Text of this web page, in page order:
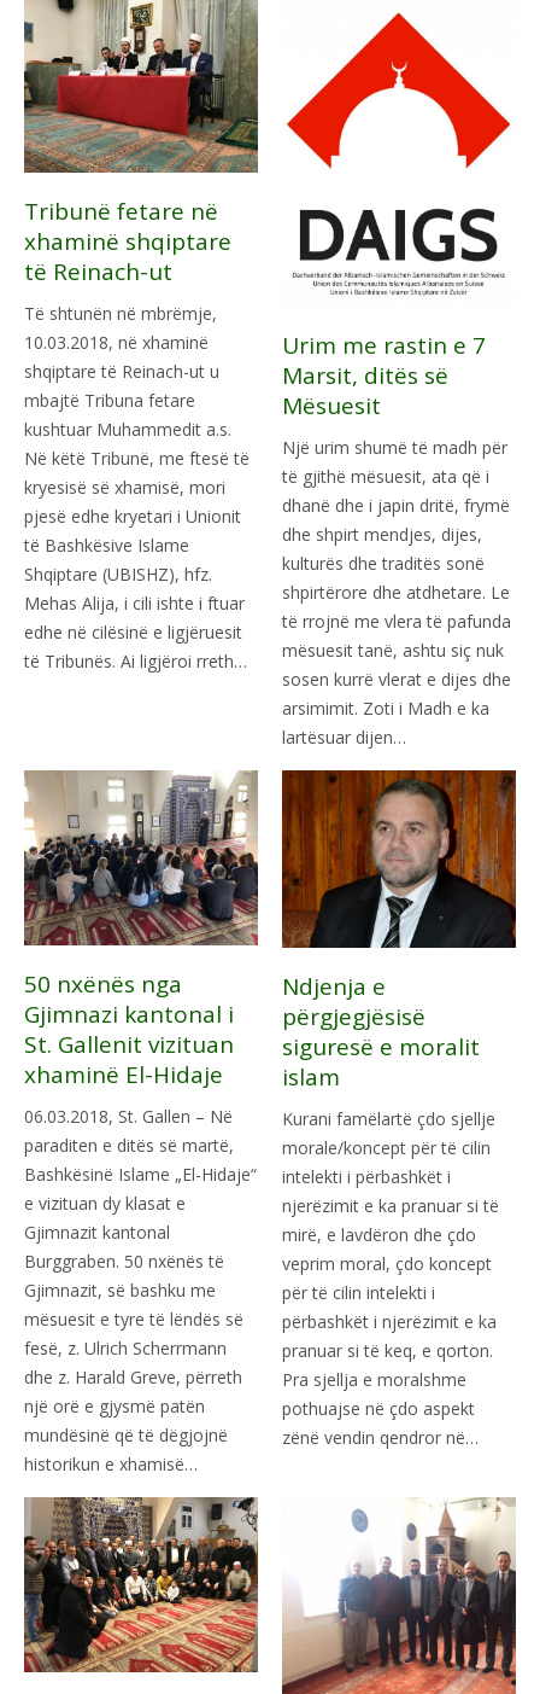
Tribunë fetare në
xhaminë shqiptare
të Reinach-ut
Të shtunën në mbrëmje,
10.03.2018, në xhaminë
shqiptare të Reinach-ut u
mbajtë Tribuna fetare
kushtuar Muhammedit a.s.
Në këtë Tribunë, me ftesë të
kryesisë së xhamisë, mori
pjesë edhe kryetari i Unionit
të Bashkësive Islame
Shqiptare (UBISHZ), hfz.
Mehas Alija, i cili ishte i ftuar
edhe në cilësinë e ligjëruesit
të Tribunës. Ai ligjëroi rreth…
Urim me rastin e 7
Marsit, ditës së
Mësuesit
Një urim shumë të madh për
të gjithë mësuesit, ata që i
dhanë dhe i japin dritë, frymë
dhe shpirt mendjes, dijes,
kulturës dhe traditës sonë
shpirtërore dhe atdhetare. Le
të rrojnë me vlera të pafunda
mësuesit tanë, ashtu siç nuk
sosen kurrë vlerat e dijes dhe
arsimimit. Zoti i Madh e ka
lartësuar dijen…
50 nxënës nga
Gjimnazi kantonal i
St. Gallenit vizituan
xhaminë El-Hidaje
06.03.2018, St. Gallen – Në
paraditen e ditës së martë,
Bashkësinë Islame „El-Hidaje“
e vizituan dy klasat e
Gjimnazit kantonal
Burggraben. 50 nxënës të
Gjimnazit, së bashku me
mësuesit e tyre të lëndës së
fesë, z. Ulrich Scherrmann
dhe z. Harald Greve, përreth
një orë e gjysmë patën
mundësinë që të dëgjojnë
historikun e xhamisë…
Ndjenja e
përgjegjësisë
siguresë e moralit
islam
Kurani famëlartë çdo sjellje
morale/koncept për të cilin
intelekti i përbashkët i
njerëzimit e ka pranuar si të
mirë, e lavdëron dhe çdo
veprim moral, çdo koncept
për të cilin intelekti i
përbashkët i njerëzimit e ka
pranuar si të keq, e qorton.
Pra sjellja e moralshme
pothuajse në çdo aspekt
zënë vendin qendror në…